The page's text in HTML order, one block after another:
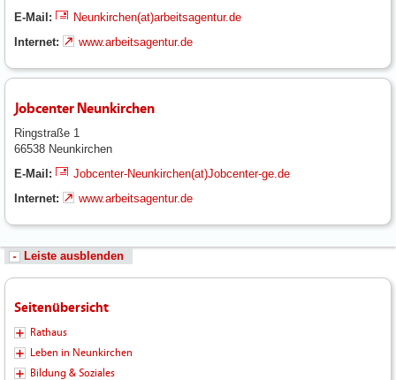
E-Mail:
Neunkirchen(at)arbeitsagentur.de
Internet:
www.arbeitsagentur.de
Jobcenter Neunkirchen
Ringstraße 1
66538 Neunkirchen
E-Mail:
Jobcenter-Neunkirchen(at)Jobcenter-ge.de
Internet:
www.arbeitsagentur.de
Leiste ausblenden
Seitenübersicht
Rathaus
Leben in Neunkirchen
Bildung & Soziales